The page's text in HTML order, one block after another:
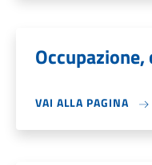
VAI ALLA PAGINA